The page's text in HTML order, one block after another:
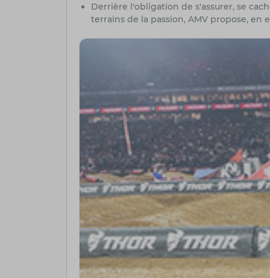
Derrière l'obligation de s'assurer, se
terrains de la passion, AMV propose, en